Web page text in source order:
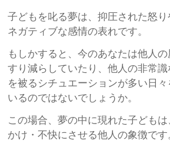
子どもを叱る夢は、抑圧された怒
ネガティブな感情の表れです。
もしかすると、今のあなたは他人
すり減らしていたり、他人の非常
を被るシチュエーションが多い日
いるのではないでしょうか。
この場合、夢の中に現れた子ども
かけ・不快にさせる他人の象徴です